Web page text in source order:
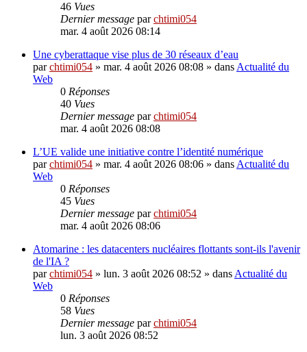
46 Vues
Dernier message parchtimi054
mar. 4 août 2026 08:14
Une cyberattaque vise plus de 30 réseaux d’eau
parchtimi054 » mar. 4 août 2026 08:08 » dans Actualité du
Web
0 Réponses
40 Vues
Dernier message parchtimi054
mar. 4 août 2026 08:08
L’UE valide une initiative contre l’identité numérique
parchtimi054 » mar. 4 août 2026 08:06 » dans Actualité du
Web
0 Réponses
45 Vues
Dernier message parchtimi054
mar. 4 août 2026 08:06
Atomarine : les datacenters nucléaires flottants sont-ils l'avenir
de l'IA ?
parchtimi054 » lun. 3 août 2026 08:52 » dans Actualité du
Web
0 Réponses
58 Vues
Dernier message parchtimi054
lun. 3 août 2026 08:52